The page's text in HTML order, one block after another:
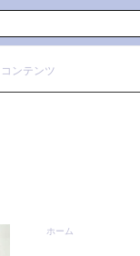
コンテンツ
ホーム